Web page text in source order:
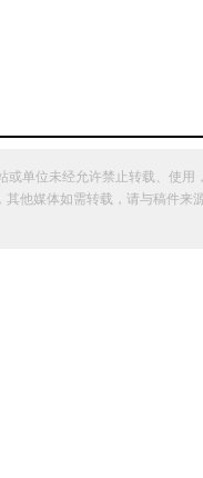
单位未经允许禁止转载、使用
他媒体如需转载，请与稿件来